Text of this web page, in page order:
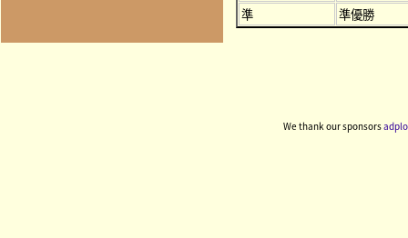
準
準優勝
We thank our sponsors